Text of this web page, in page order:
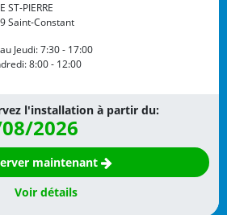
ST-PIERRE
Saint-Constant
Jeudi:7:30 - 17:00
8:00 - 12:00
l'installation à partir du:
2026
maintenant
Voir détails